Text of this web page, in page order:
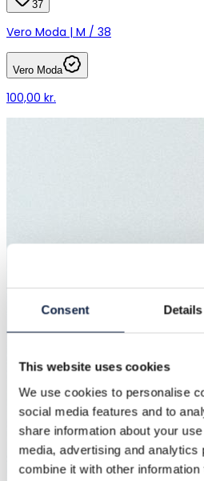
Consent Details
This website uses cookies
We use cookies to personalise
social media features and to
share information about your
media, advertising and analytics
combine it with other information
37
Vero Moda | M / 38
Vero Moda
100,00 kr.